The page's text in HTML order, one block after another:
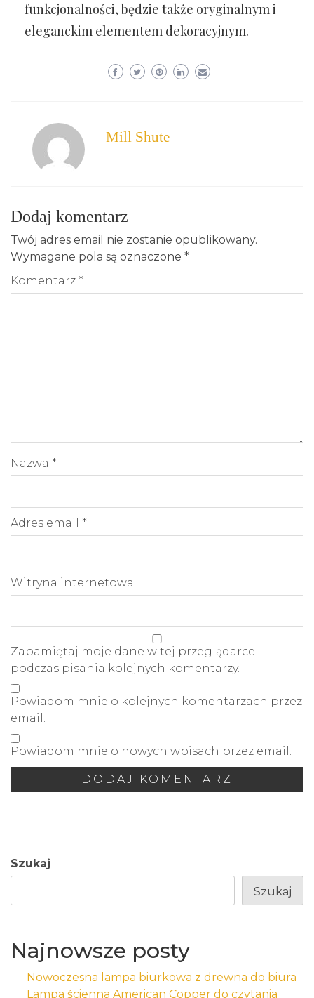
funkcjonalności, będzie także oryginalnym i
eleganckim elementem dekoracyjnym.
Mill Shute
Dodaj komentarz
Twój adres email nie zostanie opublikowany.
Wymagane pola są oznaczone *
Komentarz *
Nazwa *
Adres email *
Witryna internetowa
Zapamiętaj moje dane w tej przeglądarce
podczas pisania kolejnych komentarzy.
Powiadom mnie o kolejnych komentarzach przez
email.
Powiadom mnie o nowych wpisach przez email.
Szukaj
Szukaj
Najnowsze posty
Nowoczesna lampa biurkowa z drewna do biura
Lampa ścienna American Copper do czytania